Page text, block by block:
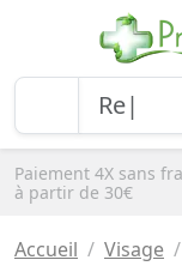
Paiement 4X sans
à partir de 30€
Accueil Visage